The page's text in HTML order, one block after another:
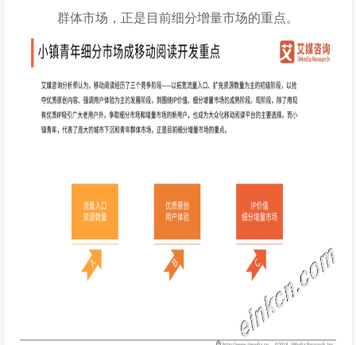
群体市场，正是目前细分增量市场的重点。